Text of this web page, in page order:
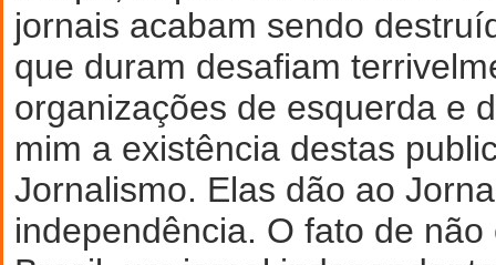
jornais acabam sendo
que duram desafiam
organizações de esquerda e
mim a existência destas
Jornalismo. Elas dão ao
independência. O fato de